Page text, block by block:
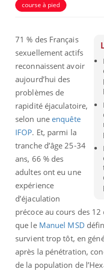
course à pied
71 % des Français
sexuellement actifs
reconnaissent avoir
aujourd’hui des
problèmes de
rapidité éjaculatoire,
selon une enquête
IFOP. Et, parmi la
tranche d’âge 25-34
ans, 66 % des
adultes ont eu une
expérience
d’éjaculation
précoce au cours des
que le Manuel MSD
survient trop tôt, en
après la pénétration,
de la population de